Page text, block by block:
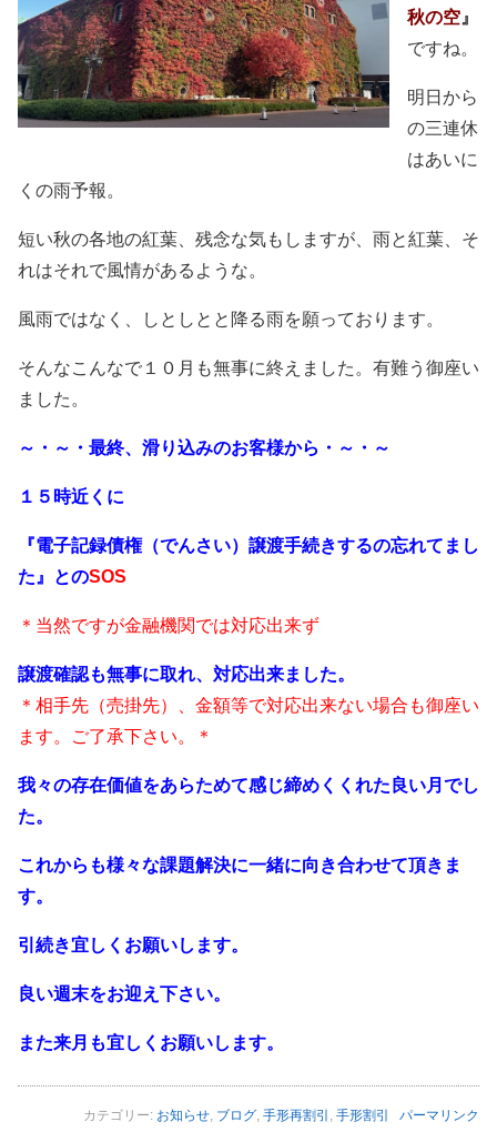
秋の空 』
ですね。
明日から
の三連休
はあいに
くの雨予報。
短い秋の各地の紅葉、残念な気もしますが、雨と紅葉、そ
れはそれで風情があるような。
風雨ではなく、しとしとと降る雨を願っております。
そんなこんなで１０月も無事に終えました。有難う御座い
ました。
～・～・最終、滑り込みのお客様から・～・～
１５時近くに
『電子記録債権（でんさい）譲渡手続きするの忘れてまし
た』とのSOS
＊当然ですが金融機関では対応出来ず
譲渡確認も無事に取れ、対応出来ました。
＊相手先（売掛先）、金額等で対応出来ない場合も御座い
ます。ご了承下さ い。＊
我々の存在価値をあらためて感じ締めくくれた良い月でし
た。
これからも様々な課題解決に一緒に向き合わせて頂きま
す。
引続き宜しくお願いします。
良い週末をお迎え下さい。
また来月も宜しくお願いします。
カテゴリー: お知らせ, ブログ, 手形再割引 , 手形割引 パーマリンク